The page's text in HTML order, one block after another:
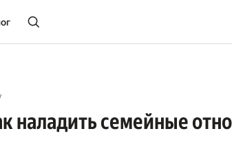
наладить семейные